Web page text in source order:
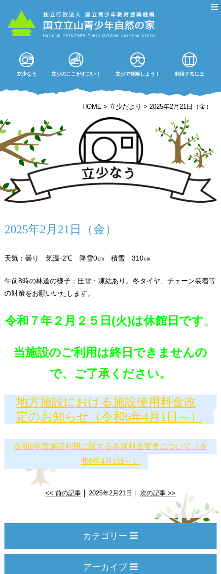
立少なう 立少のここがすごい！ 立少で体験しよう！ 利用するには
HOME > 立少だより >2025年2月21日（金）
2025年2月21日（金）
天気：曇り 気温-2℃ 降雪0㎝ 積雪 310㎝
午前8時の林道の様子：圧雪・凍結あり。冬タイヤ、チェーン装着等
の対策をお願いいたします。
令和７年 ２月２５日(火)は休館日です。
当施設のご利用は終日できませんの
で、ご了承ください。
地方施設における施設使用料金改
定のお知らせ（令和6年4月1日～）
令和6年度施設利用に関する各種料金変更について（令
和6年4月1日～）
<< 前の記事│ 2025年2月21日 │ 次の記事 >>
カテゴリー
アーカイブ